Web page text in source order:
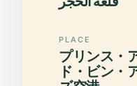
PLACE
プリンス・
ド・ビン・